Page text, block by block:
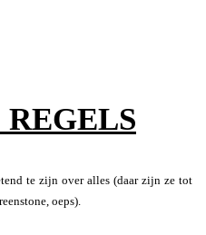
te zijn over alles (daar zijn ze tot
oeps).